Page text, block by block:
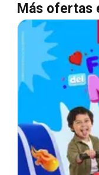
Más ofertas